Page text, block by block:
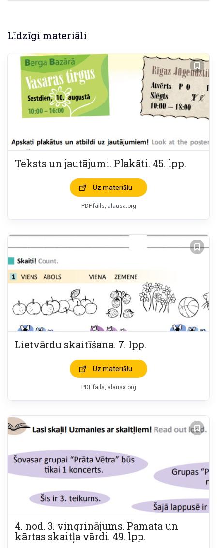
Līdzīgi materiāli
Teksts un jautājumi. Plakāti. 45. lpp.
Uz materiālu
PDF fails, alausa.org
Lietvārdu skaitīšana. 7. lpp.
Uz materiālu
PDF fails, alausa.org
4. nod. 3. vingrinājums. Pamata un
kārtas skaitļa vārdi. 49. lpp.